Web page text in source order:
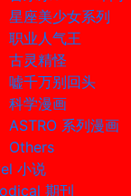
星座美少女系列
职业人气王
古灵精怪
嘘千万别回头
科学漫画
ASTRO 系列漫画
Others
小说
期刊